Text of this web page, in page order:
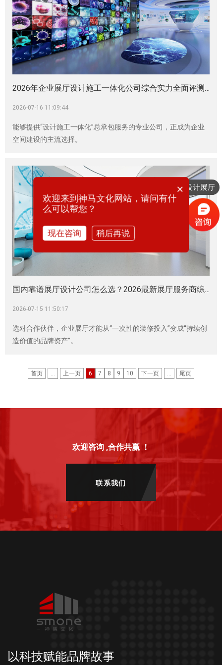
2026年企业展厅设计施工一体化公司综合实力全面评测：全链交付/落地品质/投资回报全维度深度解读|企业展厅|展厅展馆建设|企业品牌展厅
2026-07-16 11:09:44
能够提供“设计施工一体化”总承包服务的专业公司，正成为企业
空间建设的主流选择。
国内靠谱展厅设计公司怎么选？2026最新展厅服务商综合实力榜单测评|企业展厅|科技馆|科普展厅|展厅设计施工|展厅设计装修|展厅建设
2026-07-15 11:50:17
选对合作伙伴，企业展厅才能从“一次性的装修投入”变成“持续创
造价值的品牌资产”。
首页 ... 上一页 6 7 8 9 10 下一页 ... 尾页
欢迎咨询 ,合作共赢 ！
联系我们
以科技赋能品牌故事
想要设计展厅
×
欢迎来到神马文化网站，请问有什
么可以帮您？
现在咨询 稍后再说